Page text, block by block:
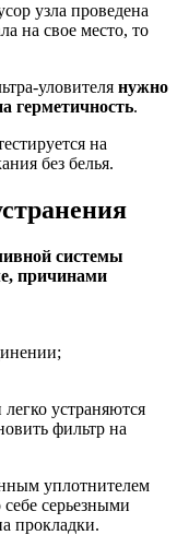
узла проведена
на свое место, то
уловителя нужно
герметичность.
на
без белья.
системы
причинами
устраняются
фильтр на
уплотнителем
серьезными
прокладки.